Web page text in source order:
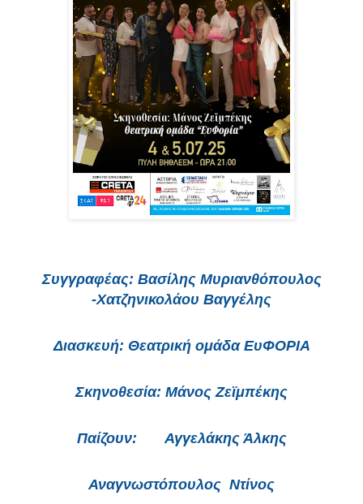
Συγγραφέας: Βασίλης Μυριανθόπουλος
-Χατζηνικολάου Βαγγέλης
Διασκευή: Θεατρική ομάδα ΕυΦΟΡΙΑ
Σκηνοθεσία: Μάνος Ζεϊμπέκης
Παίζουν: Αγγελάκης Άλκης
Αναγνωστόπουλος Ντίνος